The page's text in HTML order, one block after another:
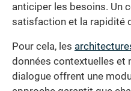
anticiper les besoins. Un
satisfaction et la rapidité
Pour cela, les
données contextuelles et
dialogue offrent une